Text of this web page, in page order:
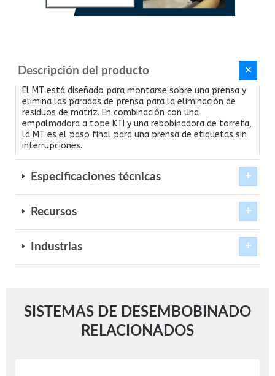
Descripción del producto
El MT está diseñado para montarse sobre una prensa y
elimina las paradas de prensa para la eliminación de
residuos de matriz. En combinación con una
empalmadora a tope KTI y una rebobinadora de torreta,
la MT es el paso final para una prensa de etiquetas sin
interrupciones.
Especificaciones técnicas
Recursos
Industrias
SISTEMAS DE DESEMBOBINADO
RELACIONADOS